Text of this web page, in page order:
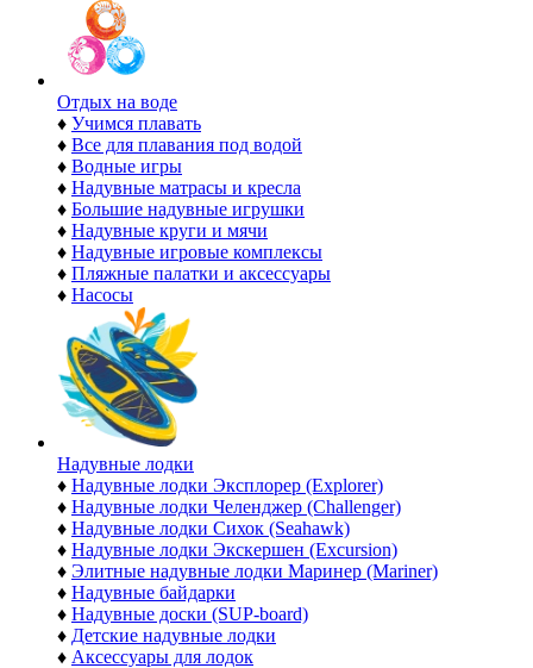
Отдых на воде
♦ Учимся плавать
♦ Все для плавания под водой
♦ Водные игры
♦ Надувные матрасы и кресла
♦ Большие надувные игрушки
♦ Надувные круги и мячи
♦ Надувные игровые комплексы
♦ Пляжные палатки и аксессуары
♦ Насосы
Надувные лодки
♦ Надувные лодки Эксплорер (Explorer)
♦ Надувные лодки Челенджер (Challenger)
♦ Надувные лодки Сихок (Seahawk)
♦ Надувные лодки Экскершен (Excursion)
♦ Элитные надувные лодки Маринер (Mariner)
♦ Надувные байдарки
♦ Надувные доски (SUP-board)
♦ Детские надувные лодки
♦ Аксессуары для лодок